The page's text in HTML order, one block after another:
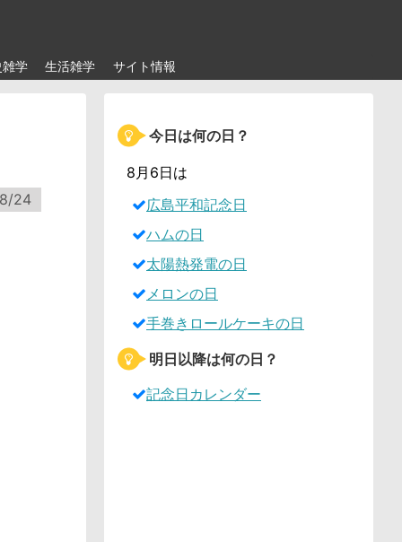
学 生活雑学 サイト情報
24
今日は何の日？
8月6日は
広島平和記念日
ハムの日
太陽熱発電の日
メロンの日
手巻きロールケーキの日
明日以降は何の日？
記念日カレンダー